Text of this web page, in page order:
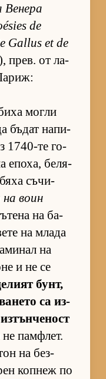
Ве­нера
de
Gallus et de
прев. от ла­
могли
бъ­дат на­пи­
1740-те го­
епо­ха, бе­ля­
съ­чи­
воин
на ба­
на млада
на
и не се
бунт,
са из­
пам­ф­лет.
на без­
коп­неж по